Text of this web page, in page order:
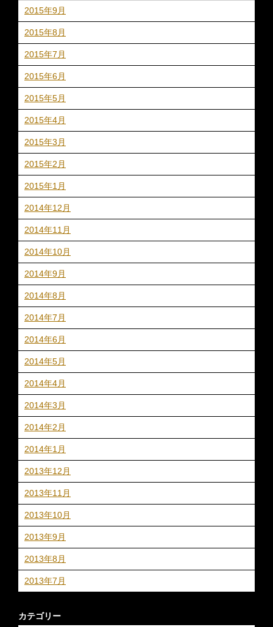
2015年9月
2015年8月
2015年7月
2015年6月
2015年5月
2015年4月
2015年3月
2015年2月
2015年1月
2014年12月
2014年11月
2014年10月
2014年9月
2014年8月
2014年7月
2014年6月
2014年5月
2014年4月
2014年3月
2014年2月
2014年1月
2013年12月
2013年11月
2013年10月
2013年9月
2013年8月
2013年7月
カテゴリー